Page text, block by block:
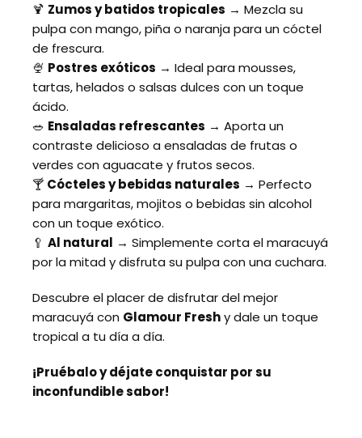
🍹 Zumos y batidos tropicales → Mezcla su
pulpa con mango, piña o naranja para un cóctel
de frescura.
🍨 Postres exóticos → Ideal para mousses,
tartas, helados o salsas dulces con un toque
ácido.
🥗 Ensaladas refrescantes → Aporta un
contraste delicioso a ensaladas de frutas o
verdes con aguacate y frutos secos.
🍸 Cócteles y bebidas naturales → Perfecto
para margaritas, mojitos o bebidas sin alcohol
con un toque exótico.
🥄 Al natural → Simplemente corta el maracuyá
por la mitad y disfruta su pulpa con una cuchara.
Descubre el placer de disfrutar del mejor
maracuyá con Glamour Freshy dale un toque
tropical a tu día a día.
¡Pruébalo y déjate conquistar por su
inconfundible sabor!